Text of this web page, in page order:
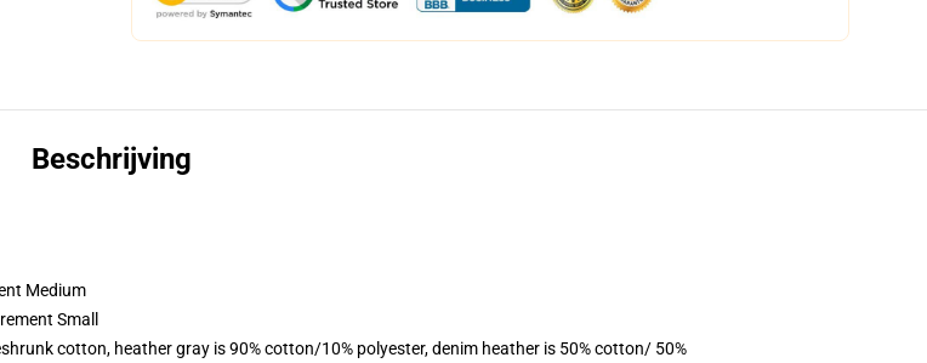
Beschrijving
Medium
Small
cotton, heather gray is 90% cotton/10% polyester, denim heather is 50% cotton/ 50%